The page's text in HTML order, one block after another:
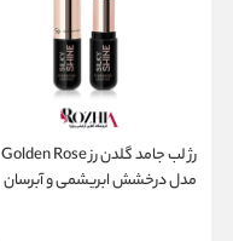
رژ لب جامد گلدن رز Golden Rose
مدل درخشش ابریشمی و آبرسان